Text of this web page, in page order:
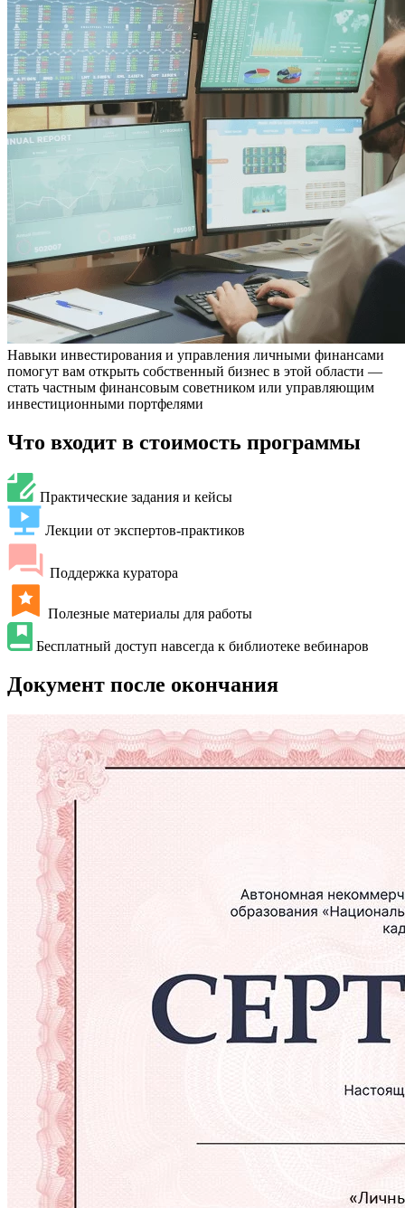
Навыки инвестирования и управления личными финансами
помогут вам открыть собственный бизнес в этой области —
стать частным финансовым советником или управляющим
инвестиционными портфелями
Что входит в стоимость программы
Практические задания и кейсы
Лекции от экспертов-практиков
Поддержка куратора
Полезные материалы для работы
Бесплатный доступ навсегда к библиотеке вебинаров
Документ после окончания